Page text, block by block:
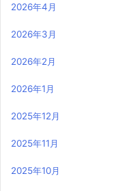
2026年4月
2026年3月
2026年2月
2026年1月
2025年12月
2025年11月
2025年10月